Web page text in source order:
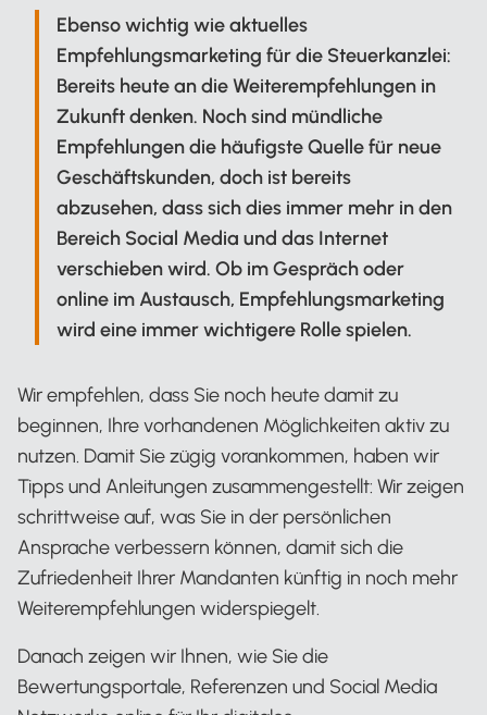
Ebenso wichtig wie aktuelles
Empfehlungsmarketing für die Steuerkanzlei:
Bereits heute an die Weiterempfehlungen in
Zukunft denken. Noch sind mündliche
Empfehlungen die häufigste Quelle für neue
Geschäftskunden, doch ist bereits
abzusehen, dass sich dies immer mehr in den
Bereich Social Media und das Internet
verschieben wird. Ob im Gespräch oder
online im Austausch, Empfehlungsmarketing
wird eine immer wichtigere Rolle spielen.
Wir empfehlen, dass Sie noch heute damit zu
beginnen, Ihre vorhandenen Möglichkeiten aktiv zu
nutzen. Damit Sie zügig vorankommen, haben wir
Tipps und Anleitungen zusammengestellt: Wir zeigen
schrittweise auf, was Sie in der persönlichen
Ansprache verbessern können, damit sich die
Zufriedenheit Ihrer Mandanten künftig in noch mehr
Weiterempfehlungen widerspiegelt.
Danach zeigen wir Ihnen, wie Sie die
Bewertungsportale, Referenzen und Social Media